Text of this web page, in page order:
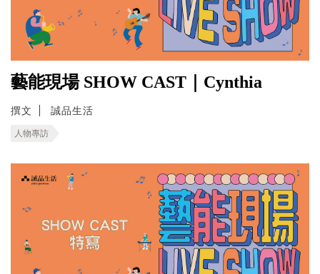
藝能現場 SHOW CAST｜Cynthia
撰文 誠品生活
人物專訪